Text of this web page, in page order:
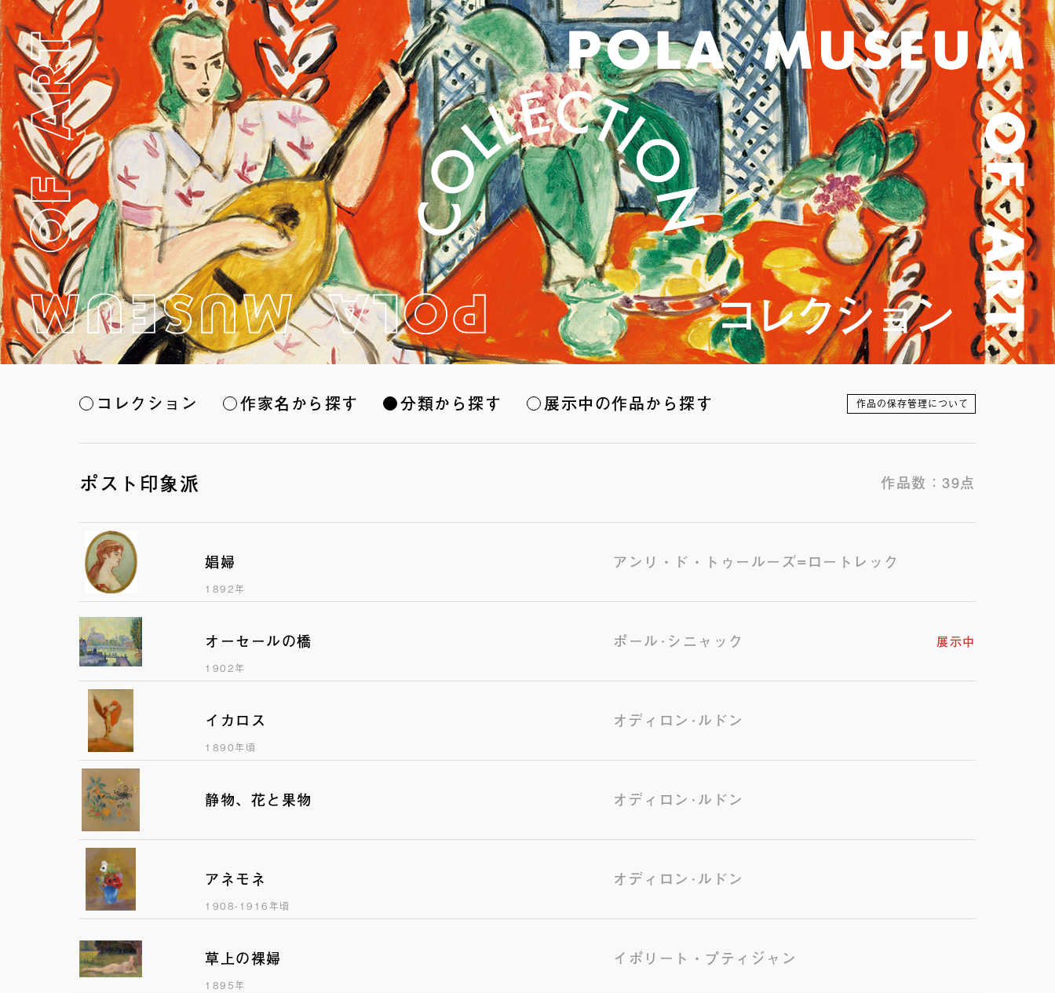
コレクション 作家名から探す 分類から探す 展示中の作品から探す 作品の保存管理について
ポスト印象派 作品数：39点
娼婦 アンリ・ド・トゥールーズ=ロートレック
1892年
オーセールの橋 ポール･シニャック
1902年
展示中
イカロス オディロン･ルドン
1890年頃
静物、花と果物 オディロン･ルドン
アネモネ オディロン･ルドン
1908-1916年頃
草上の裸婦 イポリート・プティジャン
1895年